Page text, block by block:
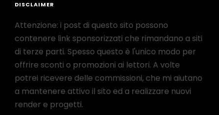
DISCLAIMER
Attenzione: i post di questo sito possono
contenere link sponsorizzati che rimandano a siti
di terze parti. Spesso questo è l'unico modo per
offrire sconti o promozioni ai lettori. A volte
potrei ricevere delle commissioni, che mi aiutano
a mantenere attivo il sito ed a realizzare nuovi
render e progetti.